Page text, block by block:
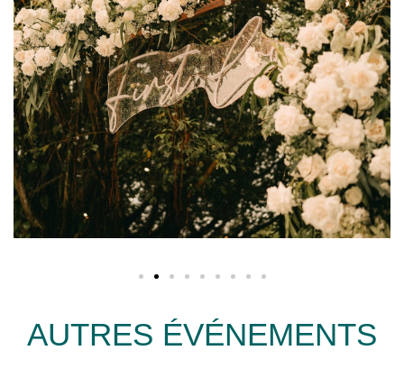
AUTRES ÉVÉNEMENTS